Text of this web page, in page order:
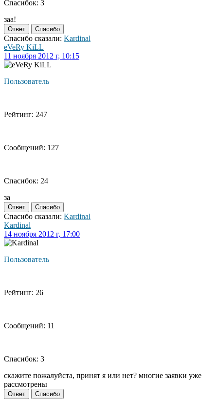
Спасибок: 3
заа!
Ответ Спасибо
Спасибо сказали: Kardinal
eVeRy KiLL
11 ноября 2012 г, 10:15
Пользователь
Рейтинг: 247
Сообщений: 127
Спасибок: 24
за
Ответ Спасибо
Спасибо сказали: Kardinal
Kardinal
14 ноября 2012 г, 17:00
Пользователь
Рейтинг: 26
Сообщений: 11
Спасибок: 3
скажите пожалуйста, принят я или нет? многие заявки уже
рассмотрены
Ответ Спасибо